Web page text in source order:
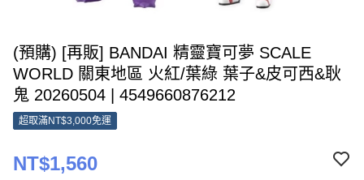
(預購) [再販] BANDAI 精靈寶可夢 SCALE
WORLD 關東地區 火紅/葉綠 葉子&皮可西&耿
鬼 20260504 | 4549660876212
超取滿NT$3,000免運
NT$1,560